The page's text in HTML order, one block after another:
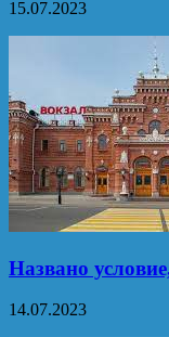
15.07.2023
Названо
14.07.2023